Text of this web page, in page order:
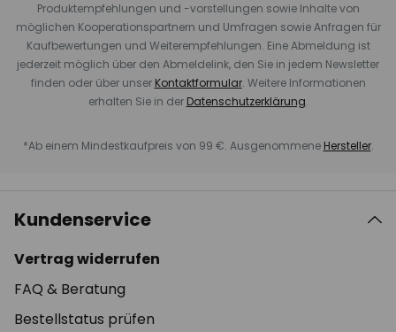
Produktempfehlungen und -vorstellungen sowie Inhalte von
möglichen Kooperationspartnern und Umfragen sowie Anfragen für
Kaufbewertungen und Weiterempfehlungen. Eine Abmeldung ist
jederzeit möglich über den Abmeldelink, den Sie in jedem Newsletter
finden oder über unser Kontaktformular. Weitere Informationen
erhalten Sie in der Datenschutzerklärung.
*Ab einem Mindestkaufpreis von 99 €. Ausgenommene Hersteller.
Kundenservice
Vertrag widerrufen
FAQ & Beratung
Bestellstatus prüfen